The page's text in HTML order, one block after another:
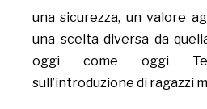
una sicurezza, un valore
una scelta diversa da
oggi come oggi
sull’introduzione di ragazzi